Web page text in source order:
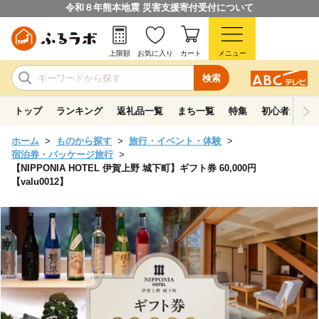
令和８年熊本地震 災害支援寄付受付について
検索
上限額 お気に入り カート メニュー
トップ ランキング 返礼品一覧 まち一覧 特集 初心者ガイド
ホーム ものから探す
旅行・イベント・体験
宿泊券・パッケージ旅行
【NIPPONIA HOTEL 伊賀上野 城下町】ギフト券 60,000円
【valu0012】